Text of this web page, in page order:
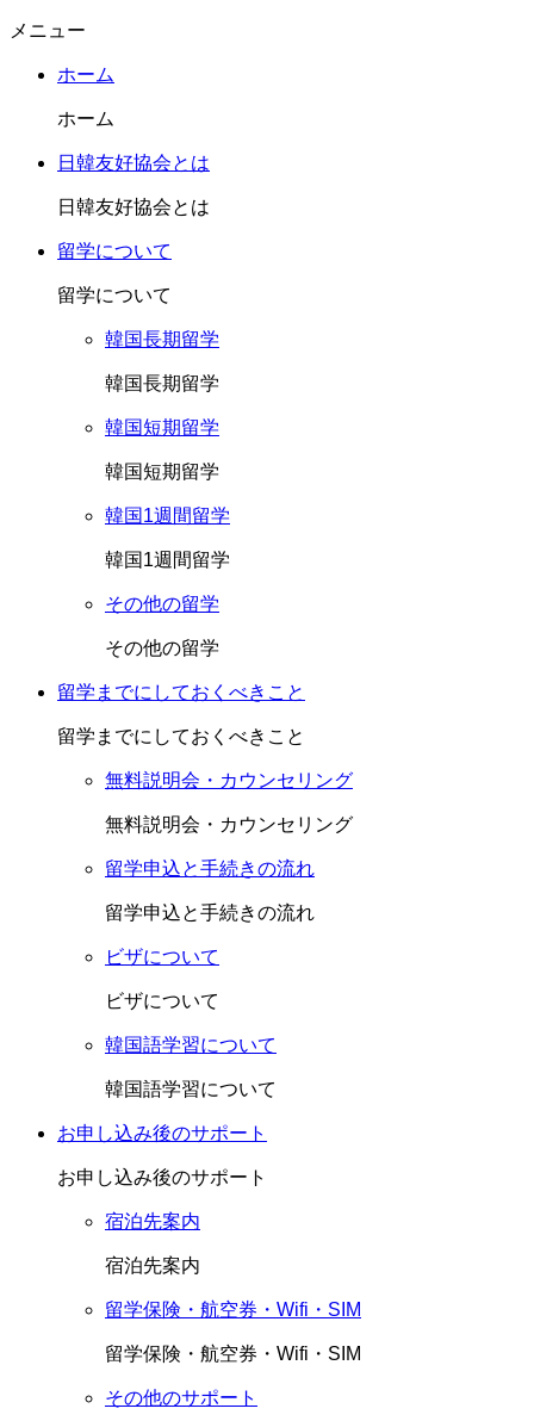
メニュー
ホーム
ホーム
日韓友好協会とは
日韓友好協会とは
留学について
留学について
韓国長期留学
韓国長期留学
韓国短期留学
韓国短期留学
韓国1週間留学
韓国1週間留学
その他の留学
その他の留学
留学までにしておくべきこと
留学までにしておくべきこと
無料説明会・カウンセリング
無料説明会・カウンセリング
留学申込と手続きの流れ
留学申込と手続きの流れ
ビザについて
ビザについて
韓国語学習について
韓国語学習について
お申し込み後のサポート
お申し込み後のサポート
宿泊先案内
宿泊先案内
留学保険・航空券・Wifi・SIM
留学保険・航空券・Wifi・SIM
その他のサポート